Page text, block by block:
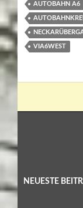
AUTOBAHN A6
VIA6WEST
NEUESTE